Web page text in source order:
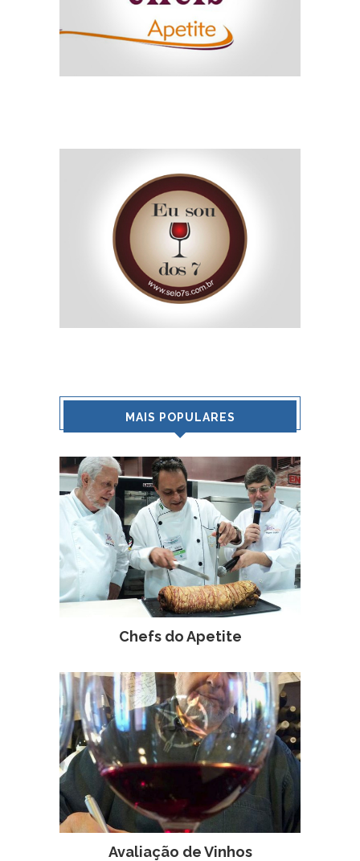
MAIS POPULARES
Chefs do Apetite
Avaliação de Vinhos